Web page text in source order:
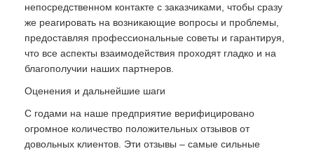
непосредственном контакте с заказчиками, чтобы сразу
же реагировать на возникающие вопросы и проблемы,
предоставляя профессиональные советы и гарантируя,
что все аспекты взаимодействия проходят гладко и на
благополучии наших партнеров.
Оценения и дальнейшие шаги
С годами на наше предприятие верифицировано
огромное количество положительных отзывов от
довольных клиентов. Эти отзывы – самые сильные